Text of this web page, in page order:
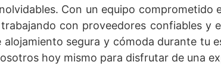
Con un equipo
con proveedores confiables y
segura y cómoda durante tu
hoy mismo para disfrutar de una